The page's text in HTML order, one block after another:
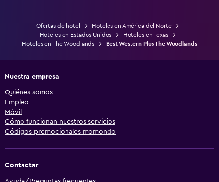
Ofertas de hotel
Hoteles en América del Norte
Hoteles en Estados Unidos
Hoteles en Texas
Hoteles en The Woodlands
Best Western Plus The Woodlands
Nuestra empresa
Quiénes somos
Empleo
Móvil
Cómo funcionan nuestros servicios
Códigos promocionales momondo
Contactar